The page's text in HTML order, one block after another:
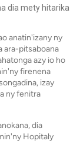
dia mety hitarika
anatin'izany ny
ara-pitsaboana
azy io ho
firenena
izay
ny fenitra
dia
Hopitaly